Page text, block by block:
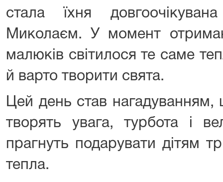
стала їхня
Миколаєм. У момент
малюків світилося те саме
й варто творити свята.
Цей день став
творять увага, турбота і
прагнуть подарувати дітям
тепла.